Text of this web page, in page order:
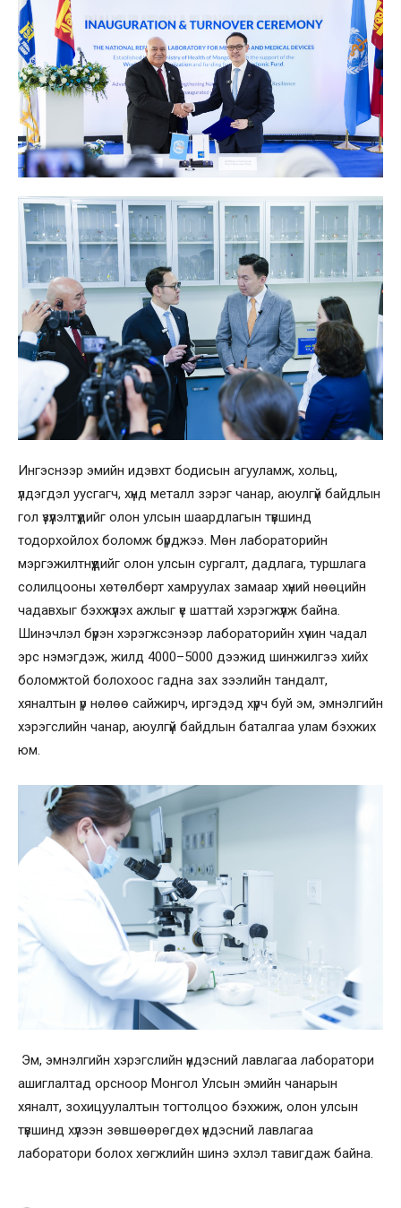
Ингэснээр эмийн идэвхт бодисын агууламж, хольц,
үлдэгдэл уусгагч, хүнд металл зэрэг чанар, аюулгүй байдлын
гол үзүүлэлтүүдийг олон улсын шаардлагын түвшинд
тодорхойлох боломж бүрджээ. Мөн лабораторийн
мэргэжилтнүүдийг олон улсын сургалт, дадлага, туршлага
солилцооны хөтөлбөрт хамруулах замаар хүний нөөцийн
чадавхыг бэхжүүлэх ажлыг үе шаттай хэрэгжүүлж байна.
Шинэчлэл бүрэн хэрэгжсэнээр лабораторийн хүчин чадал
эрс нэмэгдэж, жилд 4000–5000 дээжид шинжилгээ хийх
боломжтой болохоос гадна зах зээлийн тандалт,
хяналтын үр нөлөө сайжирч, иргэдэд хүрч буй эм, эмнэлгийн
хэрэгслийн чанар, аюулгүй байдлын баталгаа улам бэхжих
юм.
Эм, эмнэлгийн хэрэгслийн үндэсний лавлагаа лаборатори
ашиглалтад орсноор Монгол Улсын эмийн чанарын
хяналт, зохицуулалтын тогтолцоо бэхжиж, олон улсын
түвшинд хүлээн зөвшөөрөгдөх үндэсний лавлагаа
лаборатори болох хөгжлийн шинэ эхлэл тавигдаж байна.